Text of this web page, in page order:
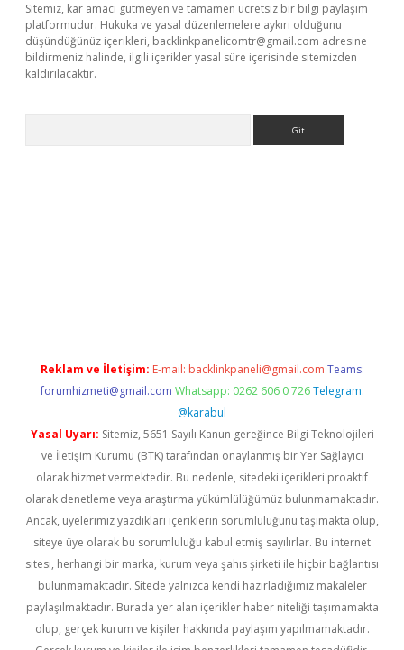
Sitemiz, kar amacı gütmeyen ve tamamen ücretsiz bir bilgi paylaşım
platformudur. Hukuka ve yasal düzenlemelere aykırı olduğunu
düşündüğünüz içerikleri, backlinkpanelicomtr@gmail.com adresine
bildirmeniz halinde, ilgili içerikler yasal süre içerisinde sitemizden
kaldırılacaktır.
Reklam ve İletişim: E-mail: backlinkpaneli@gmail.com Teams:
forumhizmeti@gmail.com Whatsapp: 0262 606 0 726 Telegram:
@karabul
Yasal Uyarı: Sitemiz, 5651 Sayılı Kanun gereğince Bilgi Teknolojileri
ve İletişim Kurumu (BTK) tarafından onaylanmış bir Yer Sağlayıcı
olarak hizmet vermektedir. Bu nedenle, sitedeki içerikleri proaktif
olarak denetleme veya araştırma yükümlülüğümüz bulunmamaktadır.
Ancak, üyelerimiz yazdıkları içeriklerin sorumluluğunu taşımakta olup,
siteye üye olarak bu sorumluluğu kabul etmiş sayılırlar. Bu internet
sitesi, herhangi bir marka, kurum veya şahıs şirketi ile hiçbir bağlantısı
bulunmamaktadır. Sitede yalnızca kendi hazırladığımız makaleler
paylaşılmaktadır. Burada yer alan içerikler haber niteliği taşımamakta
olup, gerçek kurum ve kişiler hakkında paylaşım yapılmamaktadır.